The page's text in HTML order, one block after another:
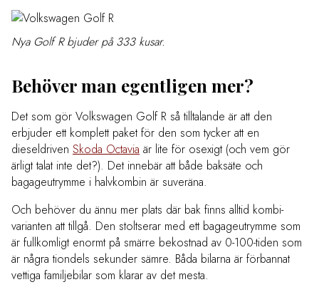
Nya Golf R bjuder på 333 kusar.
Behöver man egentligen mer?
Det som gör Volkswagen Golf R så tilltalande är att den
erbjuder ett komplett paket för den som tycker att en
dieseldriven Skoda Octavia är lite för osexigt (och vem gör
ärligt talat inte det?). Det innebär att både baksäte och
bagageutrymme i halvkombin är suveräna.
Och behöver du ännu mer plats där bak finns alltid kombi-
varianten att tillgå. Den stoltserar med ett bagageutrymme som
är fullkomligt enormt på smärre bekostnad av 0-100-tiden som
är några tiondels sekunder sämre. Båda bilarna är förbannat
vettiga familjebilar som klarar av det mesta.